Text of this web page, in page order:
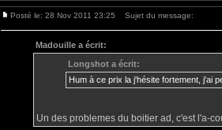
Posté le: 28 Nov 2011 23:25 Sujet du message:
Madouille a écrit:
Longshot a écrit:
Hum à ce prix la j'hésite fortement, j'ai
Un des problemes du boitier ad, c'est l'a-